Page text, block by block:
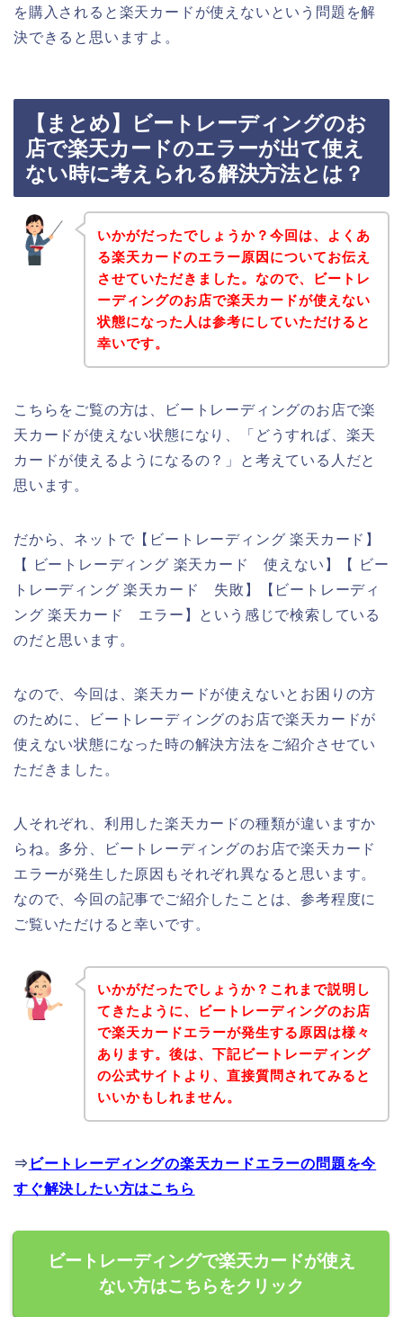
を購入されると楽天カードが使えないという問題を解
決できると思いますよ。
【まとめ】ビートレーディングのお
店で楽天カードのエラーが出て使え
ない時に考えられる解決方法とは？
いかがだったでしょうか？今回は、よくあ
る楽天カードのエラー原因についてお伝え
させていただきました。なので、ビートレ
ーディングのお店で楽天カードが使えない
状態になった人は参考にしていただけると
幸いです。
こちらをご覧の方は、ビートレーディングのお店で楽
天カードが使えない状態になり、「どうすれば、楽天
カードが使えるようになるの？」と考えている人だと
思います。
だから、ネットで【ビートレーディング 楽天カード】
【 ビートレーディング 楽天カード 使えない】【 ビー
トレーディング 楽天カード 失敗】【ビートレーディ
ング 楽天カード エラー】という感じで検索している
のだと思います。
なので、今回は、楽天カードが使えないとお困りの方
のために、ビートレーディングのお店で楽天カードが
使えない状態になった時の解決方法をご紹介させてい
ただきました。
人それぞれ、利用した楽天カードの種類が違いますか
らね。多分、ビートレーディングのお店で楽天カード
エラーが発生した原因もそれぞれ異なると思います。
なので、今回の記事でご紹介したことは、参考程度に
ご覧いただけると幸いです。
いかがだったでしょうか？これまで説明し
てきたように、ビートレーディングのお店
で楽天カードエラーが発生する原因は様々
あります。後は、下記ビートレーディング
の公式サイトより、直接質問されてみると
いいかもしれません。
⇒ ビートレーディングの楽天カードエラーの問題を今
すぐ解決したい方はこちら
ビートレーディングで楽天カードが使え
ない方はこちらをクリック